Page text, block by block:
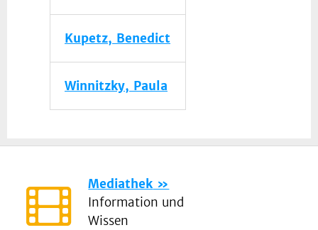
Kupetz, Benedict
Winnitzky, Paula
Mediathek
Information und
Wissen